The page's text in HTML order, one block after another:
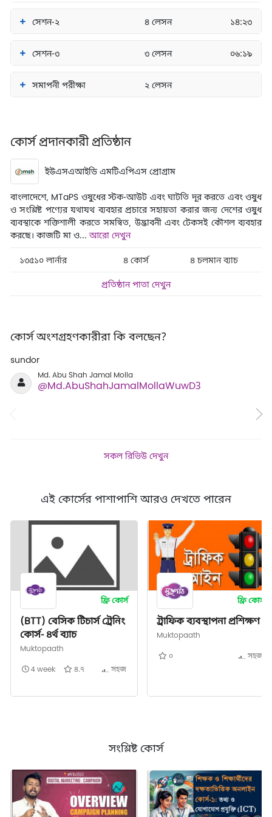
সেশন-২ ৪ লেসন ১৪:২৩
সেশন-৩ ৩ লেসন ০৬:১৯
সমাপনী পরীক্ষা ২ লেসন
কোর্স প্রদানকারী প্রতিষ্ঠান
ইউএসএআইডি এমটিএপিএস প্রোগ্রাম
বাংলাদেশে, MTaPS ওষুধের স্টক-আউট এবং ঘাটতি দূর করতে এবং ওষুধ
ও সংশ্লিষ্ট পণ্যের যথাযথ ব্যবহার প্রচারে সহায়তা করার জন্য দেশের ওষুধ
ব্যবস্থাকে শক্তিশালী করতে সমন্বিত, উদ্ভাবনী এবং টেকসই কৌশল ব্যবহার
করছে। কাজটি মা ও... আরো দেখুন
১৩৫১০ লার্নার ৪ কোর্স ৪ চলমান ব্যাচ
প্রতিষ্ঠান পাতা দেখুন
কোর্স অংশগ্রহণকারীরা কি বলছেন?
sundor
Md. Abu Shah Jamal Molla
@Md.AbuShahJamalMollaWuwD3
সকল রিভিউ দেখুন
এই কোর্সের পাশাপাশি আরও দেখতে পারেন
ফ্রি কোর্স
(BTT) বেসিক টিচার্স ট্রেনিং
কোর্স- ৪র্থ ব্যাচ
Muktopaath
4 weeks
৪.৭ সহজ
ফ্রি কোর্স
ট্রাফিক ব্যবস্থাপনা প্রশিক্ষণ
Muktopaath
০
সহজ
সংশ্লিষ্ট কোর্স